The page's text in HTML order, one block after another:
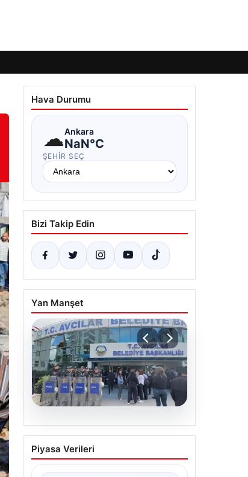
Hava Durumu
☁Ankara
NaN°C
ŞEHIR SEÇ
Bizi Takip Edin
Yan Manşet
05.08.2026
Avcılar Belediyesi’ne
operasyon. 12 şüpheli
Piyasa Verileri